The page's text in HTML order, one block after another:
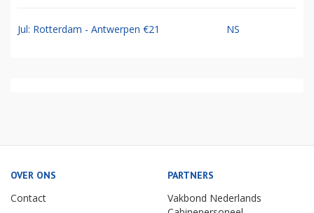
Jul: Rotterdam - Antwerpen €21 NS
OVER ONS
Contact
PARTNERS
Vakbond Nederlands